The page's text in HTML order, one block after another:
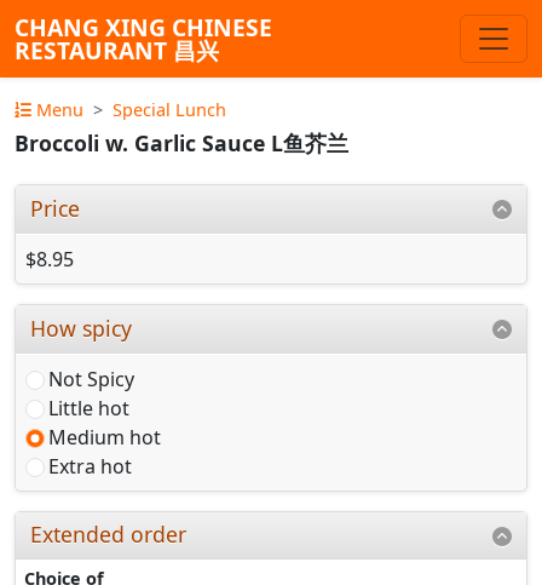
CHANG XING CHINESE
RESTAURANT 昌兴
Menu Special Lunch
Broccoli w. Garlic Sauce L鱼芥兰
Price
$8.95
How spicy
Not Spicy
Little hot
Medium hot
Extra hot
Extended order
Choice of